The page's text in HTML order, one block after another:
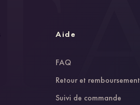
Aide
FAQ
Retour et remboursement
Suivi de commande